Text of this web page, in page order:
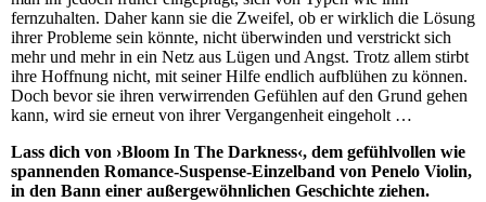
fernzuhalten. Daher kann sie die Zweifel, ob er wirklich die Lösung
ihrer Probleme sein könnte, nicht überwinden und verstrickt sich
mehr und mehr in ein Netz aus Lügen und Angst. Trotz allem stirbt
ihre Hoffnung nicht, mit seiner Hilfe endlich aufblühen zu können.
Doch bevor sie ihren verwirrenden Gefühlen auf den Grund gehen
kann, wird sie erneut von ihrer Vergangenheit eingeholt …
Lass dich von ›Bloom In The Darkness‹, dem gefühlvollen wie
spannenden Romance-Suspense-Einzelband von Penelo Violin,
in den Bann einer außergewöhnlichen Geschichte ziehen.